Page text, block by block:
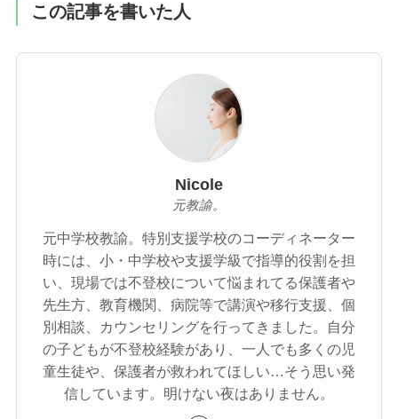
この記事を書いた人
Nicole
元教諭。
元中学校教諭。特別支援学校のコーディネーター
時には、小・中学校や支援学級で指導的役割を担
い、現場では不登校について悩まれてる保護者や
先生方、教育機関、病院等で講演や移行支援、個
別相談、カウンセリングを行ってきました。自分
の子どもが不登校経験があり、一人でも多くの児
童生徒や、保護者が救われてほしい…そう思い発
信しています。明けない夜はありません。